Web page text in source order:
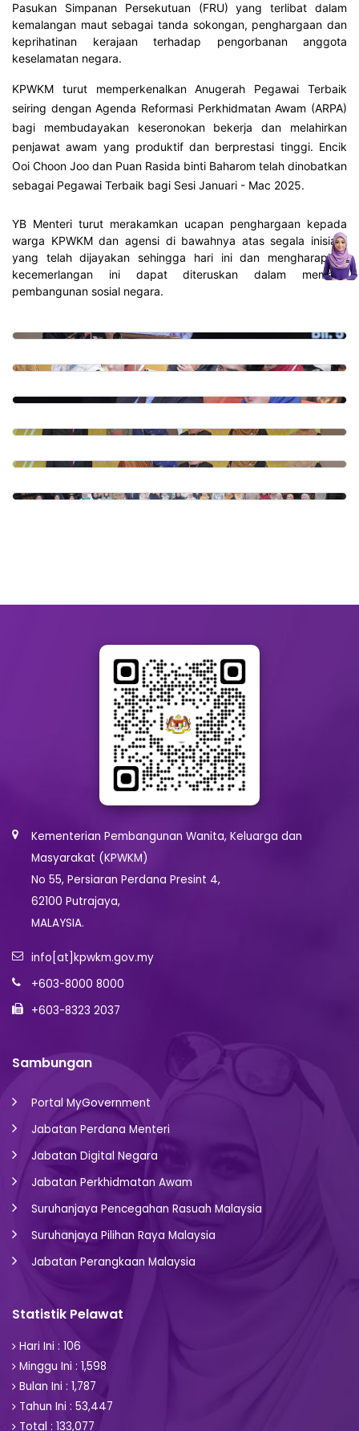
Pasukan Simpanan Persekutuan (FRU) yang terlibat dalam
kemalangan maut sebagai tanda sokongan, penghargaan dan
keprihatinan kerajaan terhadap pengorbanan anggota
keselamatan negara.
KPWKM turut memperkenalkan Anugerah Pegawai Terbaik
seiring dengan Agenda Reformasi Perkhidmatan Awam (ARPA)
bagi membudayakan keseronokan bekerja dan melahirkan
penjawat awam yang produktif dan berprestasi tinggi. Encik
Ooi Choon Joo dan Puan Rasida binti Baharom telah dinobatkan
sebagai Pegawai Terbaik bagi Sesi Januari - Mac 2025.
YB Menteri turut merakamkan ucapan penghargaan kepada
warga KPWKM dan agensi di bawahnya atas segala inisiatif
yang telah dijayakan sehingga hari ini dan mengharapkan
kecemerlangan ini dapat diteruskan dalam memacu
pembangunan sosial negara.
Kementerian Pembangunan Wanita, Keluarga dan
Masyarakat (KPWKM)
No 55, Persiaran Perdana Presint 4,
62100 Putrajaya,
MALAYSIA.
info[at]kpwkm.gov.my
+603-8000 8000
+603-8323 2037
Sambungan
Portal MyGovernment
Jabatan Perdana Menteri
Jabatan Digital Negara
Jabatan Perkhidmatan Awam
Suruhanjaya Pencegahan Rasuah Malaysia
Suruhanjaya Pilihan Raya Malaysia
Jabatan Perangkaan Malaysia
Statistik Pelawat
Hari Ini : 106
Minggu Ini : 1,598
Bulan Ini : 1,787
Tahun Ini : 53,447
Total : 133,077